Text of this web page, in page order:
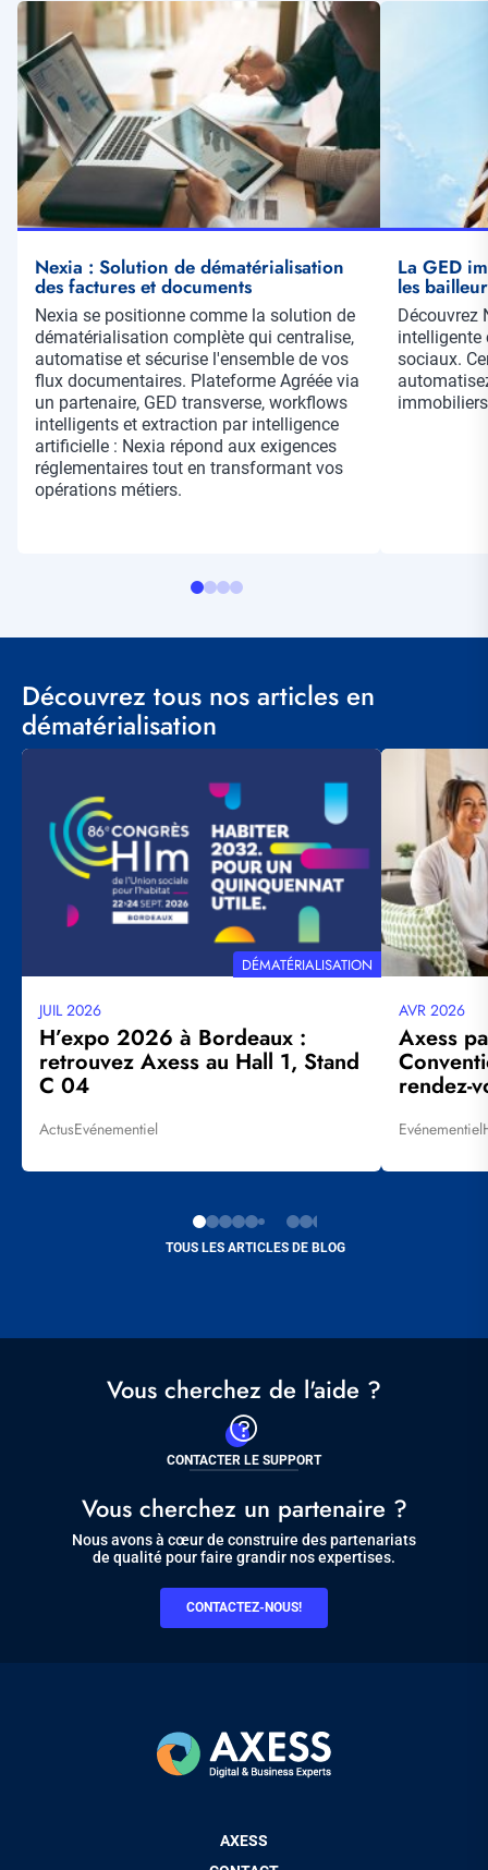
Illustration
vignette
Nexia : Solution de dématérialisation
des factures et documents
Résumé
Nexia se positionne comme la solution de
dématérialisation complète qui centralise,
automatise et sécurise l'ensemble de vos
flux documentaires. Plateforme Agréée via
un partenaire, GED transverse, workflows
intelligents et extraction par intelligence
artificielle : Nexia répond aux exigences
réglementaires tout en transformant vos
opérations métiers.
La GED
les
Résumé
Découvrez
intelligente
sociaux.
Découvrez tous nos articles en
dématérialisation
TOUS LES ARTICLES DE BLOG
Visuel
THÉMATIQUE
DÉMATÉRIALISATION
Date
mise
à
jour
JUIL 2026
H’expo 2026 à Bordeaux :
retrouvez Axess au Hall 1, Stand
C 04
Tags
ActusEvénementiel
Visuel
principal
Date
mise
à
jour
AVR 2026
Axess
rendez-
Tags
Evénementiel
Vous cherchez de l'aide ?
CONTACTER LE SUPPORT
Vous cherchez un partenaire ?
Nous avons à cœur de construire des partenariats
de qualité pour faire grandir nos expertises.
CONTACTEZ-NOUS!
AXESS